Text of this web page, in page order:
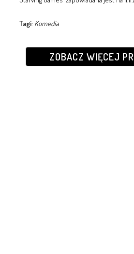
Tagi: Komedia
ZOBACZ WIĘCEJ